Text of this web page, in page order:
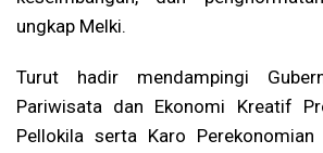
ungkap Melki.
Turut hadir mendampingi
Pariwisata dan Ekonomi Kreatif
Pellokila serta Karo